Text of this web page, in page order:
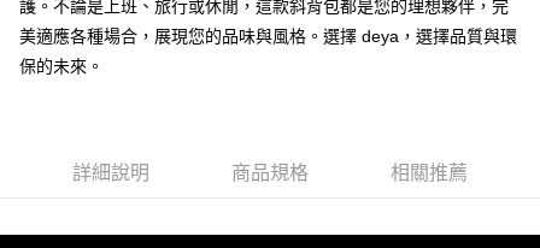
易，需依本服務之必要範圍內提供個人資料，並將交易相關給付款項請求債
權轉讓予恩沛科技股份有限公司。
https://aftee.tw/terms/#terms3
４．使用「AFTEE先享後付」時，將依據個別帳號之用戶狀況，依本公司即
時審查核予不同之上限額度；若仍有額度不足之情形，本公司將視審查結果
護。不論是上班、旅行或休閒，這款斜背包都是您的理想夥伴，完
美適應各種場合，展現您的品味與風格。選擇 deya，選擇品質與環
保的未來。
詳細說明 商品規格 相關推薦